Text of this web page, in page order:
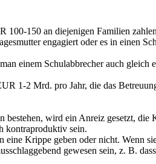
100-150 an diejenigen Familien
engagiert oder es in einen
einem Schulabbrecher auch gleich
1-2 Mrd. pro Jahr, die das
wird ein Anreiz gesetzt, die
kontraproduktiv sein.
Krippe geben oder nicht. Wenn
gewesen sein, z. B.